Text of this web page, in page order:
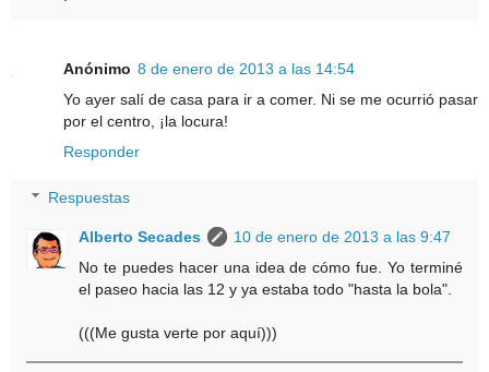
Anónimo 8 de enero de 2013 a las 14:54
Yo ayer salí de casa para ir a comer. Ni se me ocurrió pasar
por el centro, ¡la locura!
Responder
Respuestas
Alberto Secades
10 de enero de 2013 a las 9:47
No te puedes hacer una idea de cómo fue. Yo terminé
el paseo hacia las 12 y ya estaba todo "hasta la bola".
(((Me gusta verte por aquí)))